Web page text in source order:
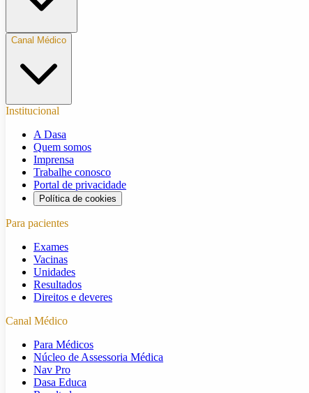
Canal Médico
Institucional
A Dasa
Quem somos
Imprensa
Trabalhe conosco
Portal de privacidade
Política de cookies
Para pacientes
Exames
Vacinas
Unidades
Resultados
Direitos e deveres
Canal Médico
Para Médicos
Núcleo de Assessoria Médica
Nav Pro
Dasa Educa